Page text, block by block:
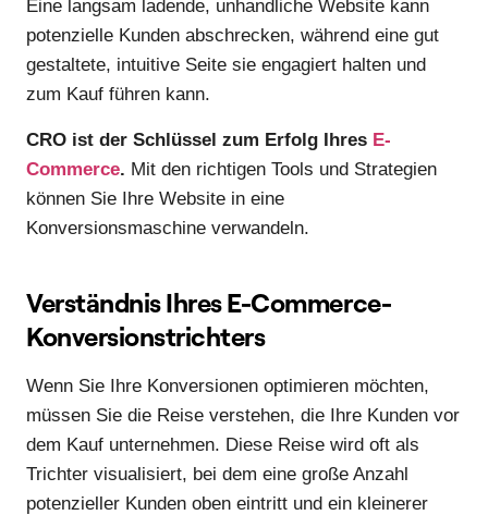
Eine langsam ladende, unhandliche Website kann
potenzielle Kunden abschrecken, während eine gut
gestaltete, intuitive Seite sie engagiert halten und
zum Kauf führen kann.
CRO ist der Schlüssel zum Erfolg Ihres E-
Commerce. Mit den richtigen Tools und Strategien
können Sie Ihre Website in eine
Konversionsmaschine verwandeln.
Verständnis Ihres E-Commerce-
Konversionstrichters
Wenn Sie Ihre Konversionen optimieren möchten,
müssen Sie die Reise verstehen, die Ihre Kunden vor
dem Kauf unternehmen. Diese Reise wird oft als
Trichter visualisiert, bei dem eine große Anzahl
potenzieller Kunden oben eintritt und ein kleinerer